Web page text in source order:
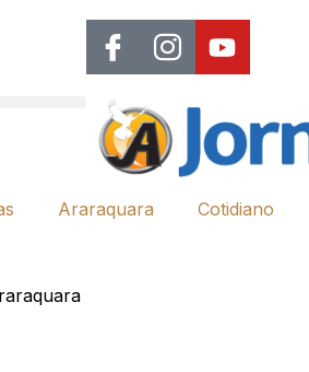
Araraquara Cotidiano